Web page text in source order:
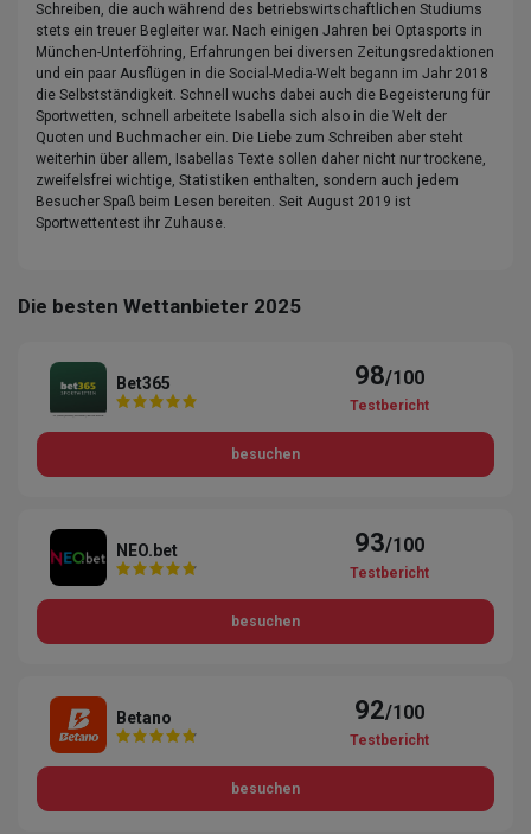
Schreiben, die auch während des betriebswirtschaftlichen Studiums
stets ein treuer Begleiter war. Nach einigen Jahren bei Optasports in
München-Unterföhring, Erfahrungen bei diversen Zeitungsredaktionen
und ein paar Ausflügen in die Social-Media-Welt begann im Jahr 2018
die Selbstständigkeit. Schnell wuchs dabei auch die Begeisterung für
Sportwetten, schnell arbeitete Isabella sich also in die Welt der
Quoten und Buchmacher ein. Die Liebe zum Schreiben aber steht
weiterhin über allem, Isabellas Texte sollen daher nicht nur trockene,
zweifelsfrei wichtige, Statistiken enthalten, sondern auch jedem
Besucher Spaß beim Lesen bereiten. Seit August 2019 ist
Sportwettentest ihr Zuhause.
Die besten Wettanbieter 2025
Bet365 98/100
Testbericht
besuchen
NEO.bet 93/100
Testbericht
besuchen
Betano 92/100
Testbericht
besuchen